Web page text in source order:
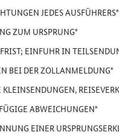
JEDES AUSFÜHRERS"
ZUM URSPRUNG"
EINFUHR IN
BEI DER ZOLLANMELDUNG"
ABWEICHUNGEN"
EINER